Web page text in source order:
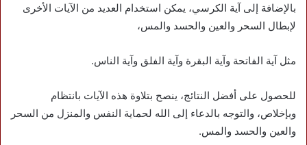
بالإضافة إلى آية الكرسي، يمكن استخدام العديد من الآيات الأخرى
لإبطال السحر والعين والحسد والمس،
مثل آية الفاتحة وآية البقرة وآية الفلق وآية الناس.
للحصول على أفضل النتائج، ينصح بتلاوة هذه الآيات بانتظام
وبإخلاص، والتوجه بالدعاء إلى الله لحماية النفس والمنزل من السحر
والعين والحسد والمس.